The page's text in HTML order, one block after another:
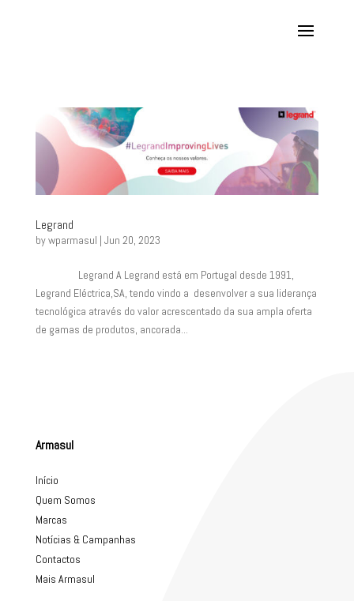
Legrand
bywparmasul | Jun 20, 2023
Legrand A Legrand está em Portugal desde 1991,
Legrand Eléctrica,SA, tendo vindo a desenvolver a sua liderança
tecnológica através do valor acrescentado da sua ampla oferta
de gamas de produtos, ancorada...
Armasul
Início
Quem Somos
Marcas
Notícias & Campanhas
Contactos
Mais Armasul